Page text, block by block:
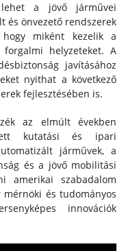
a jövő járművei
és önvezető rendszerek
hogy miként kezelik a
forgalmi helyzeteket. A
javításához
nyithat a következő
fejlesztésében is.
az elmúlt években
kutatási és ipari
járművek, a
és a jövő mobilitási
amerikai szabadalom
és tudományos
innovációk